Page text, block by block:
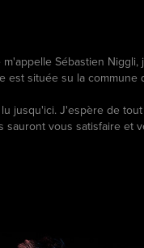
Sébastien Niggli,
est située su la commune
jusqu'ici. J'espère de
sauront vous satisfaire et